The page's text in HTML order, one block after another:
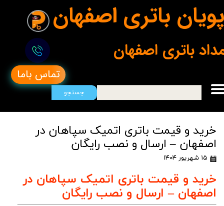
پویان باتری اصفهان
تماس باما
جستجو
باتری اصفهان
خرید و قیمت باتری اتمیک سپاهان در
اصفهان – ارسال و نصب رایگان
۱۵ شهریور ۱۴۰۴
خرید و قیمت باتری اتمیک سپاهان در
اصفهان – ارسال و نصب رایگان